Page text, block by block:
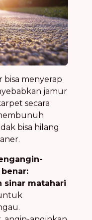
bisa menyerap
jamur
secara
bisa hilang
sinar matahari